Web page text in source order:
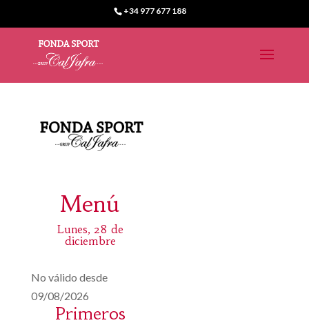
+34 977 677 188
Menú
Lunes, 28 de
diciembre
No válido desde
09/08/2026
Primeros